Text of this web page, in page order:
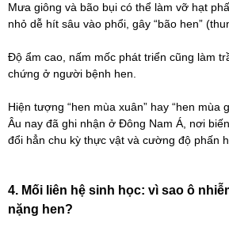
Mưa giông và bão bụi có thể làm vỡ hạt
nhỏ dễ hít sâu vào phổi, gây “bão hen”
Độ ẩm cao, nấm mốc phát triển cũng làm
chứng ở người bệnh hen.
Hiện tượng “hen mùa xuân” hay “hen mùa
Âu nay đã ghi nhận ở Đông Nam Á, nơi
đổi hẳn chu kỳ thực vật và cường độ phấn
4. Mối liên hệ sinh học: vì sao ô
nặng hen?